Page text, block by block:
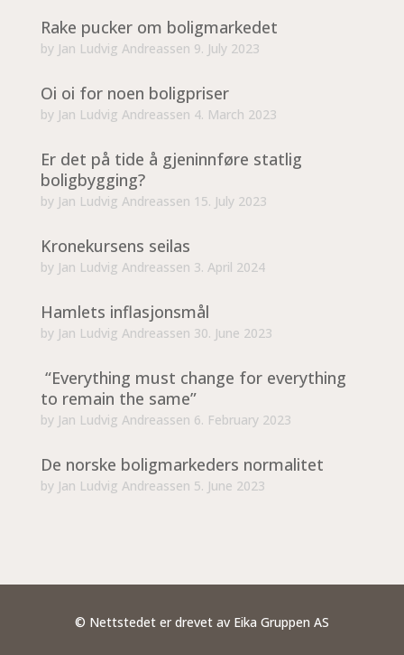
Rake pucker om boligmarkedet
by Jan Ludvig Andreassen 9. July 2023
Oi oi for noen boligpriser
by Jan Ludvig Andreassen 4. March 2023
Er det på tide å gjeninnføre statlig
boligbygging?
by Jan Ludvig Andreassen 15. July 2023
Kronekursens seilas
by Jan Ludvig Andreassen 3. April 2024
Hamlets inflasjonsmål
by Jan Ludvig Andreassen 30. June 2023
“Everything must change for everything
to remain the same”
by Jan Ludvig Andreassen 6. February 2023
De norske boligmarkeders normalitet
by Jan Ludvig Andreassen 5. June 2023
© Nettstedet er drevet av Eika Gruppen AS